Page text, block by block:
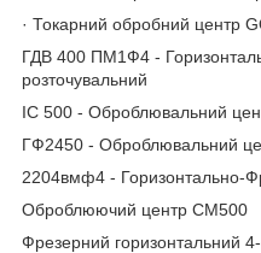
· Токарний обробний центр
ГДВ 400 ПМ1Ф4 -
розточувальний
ІС 500 - Оброблювальний
ГФ2450 - Оброблювальний
2204вмф4 - Горизонтально-
Оброблюючий центр СМ500
Фрезерний горизонтальний